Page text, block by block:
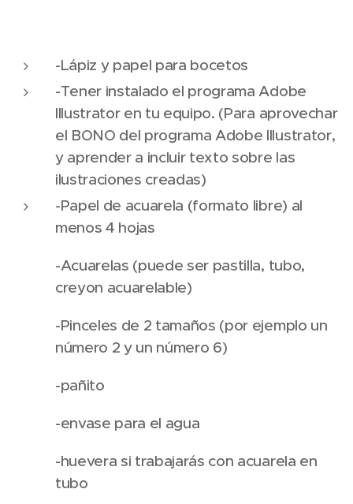
-Lápiz y papel para bocetos
-Tener instalado el programa Adobe
Illustrator en tu equipo. (Para aprovechar
el BONO del programa Adobe Illustrator,
y aprender a incluir texto sobre las
ilustraciones creadas)
-Papel de acuarela (formato libre) al
menos 4 hojas
-Acuarelas (puede ser pastilla, tubo,
creyon acuarelable)
-Pinceles de 2 tamaños (por ejemplo un
número 2 y un número 6)
-pañito
-envase para el agua
-huevera si trabajarás con acuarela en
tubo